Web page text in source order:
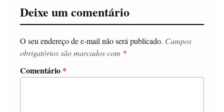
Deixe um comentário
O seu endereço de e-mail não será publicado. Campos
obrigatórios são marcados com *
Comentário *